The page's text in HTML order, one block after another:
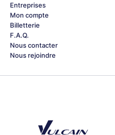
Entreprises
Mon compte
Billetterie
F.A.Q.
Nous contacter
Nous rejoindre